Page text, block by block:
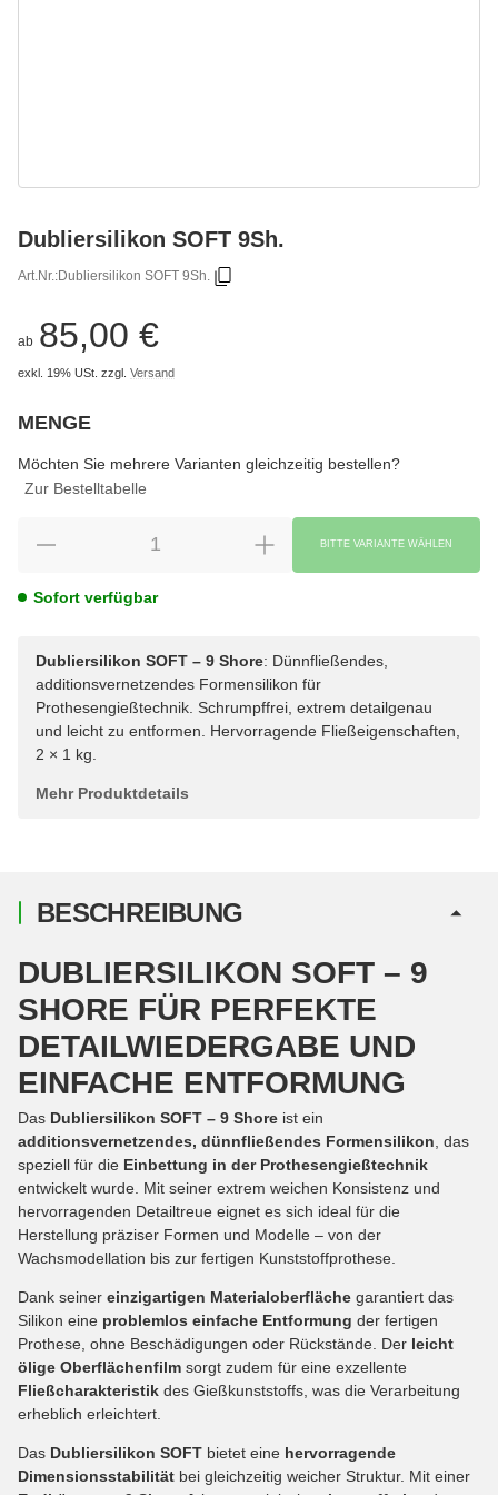
Dubliersilikon SOFT 9Sh.
Art.Nr.:Dubliersilikon SOFT 9Sh.
ab 85,00 €
exkl. 19% USt. zzgl. Versand
MENGE
Möchten Sie mehrere Varianten gleichzeitig bestellen?
Zur Bestelltabelle
BITTE VARIANTE WÄHLEN
Sofort verfügbar
Dubliersilikon SOFT – 9 Shore: Dünnfließendes,
additionsvernetzendes Formensilikon für
Prothesengießtechnik. Schrumpffrei, extrem detailgenau
und leicht zu entformen. Hervorragende Fließeigenschaften,
2 × 1 kg.
Mehr Produktdetails
BESCHREIBUNG
DUBLIERSILIKON SOFT – 9
SHORE FÜR PERFEKTE
DETAILWIEDERGABE UND
EINFACHE ENTFORMUNG
Das Dubliersilikon SOFT – 9 Shore ist ein
additionsvernetzendes, dünnfließendes Formensilikon , das
speziell für die Einbettung in der Prothesengießtechnik
entwickelt wurde. Mit seiner extrem weichen Konsistenz und
hervorragenden Detailtreue eignet es sich ideal für die
Herstellung präziser Formen und Modelle – von der
Wachsmodellation bis zur fertigen Kunststoffprothese.
Dank seiner einzigartigen Materialoberfläche garantiert das
Silikon eine problemlos einfache Entformung der fertigen
Prothese, ohne Beschädigungen oder Rückstände. Der leicht
ölige Oberflächenfilm sorgt zudem für eine exzellente
Fließcharakteristik des Gießkunststoffs, was die Verarbeitung
erheblich erleichtert.
Das Dubliersilikon SOFT bietet eine hervorragende
Dimensionsstabilität bei gleichzeitig weicher Struktur. Mit einer